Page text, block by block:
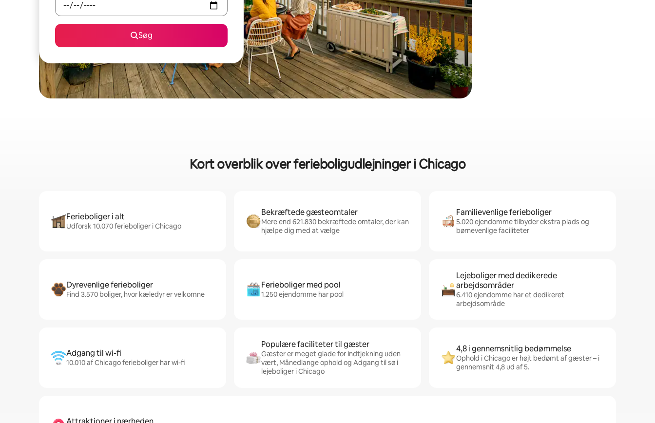
Søg
Kort overblik over ferieboligudlejninger i Chicago
Ferieboliger i alt
Udforsk 10.070 ferieboliger i Chicago
Bekræftede gæsteomtaler
Mere end 621.830 bekræftede omtaler, der kan
hjælpe dig med at vælge
Familievenlige ferieboliger
5.020 ejendomme tilbyder ekstra plads og
børnevenlige faciliteter
Dyrevenlige ferieboliger
Find 3.570 boliger, hvor kæledyr er velkomne
Ferieboliger med pool
1.250 ejendomme har pool
Lejeboliger med dedikerede
arbejdsområder
6.410 ejendomme har et dedikeret
arbejdsområde
Adgang til wi-fi
10.010 af Chicago ferieboliger har wi-fi
Populære faciliteter til gæster
Gæster er meget glade for Indtjekning uden
vært, Månedlange ophold og Adgang til sø i
lejeboliger i Chicago
4,8 i gennemsnitlig bedømmelse
Ophold i Chicago er højt bedømt af gæster – i
gennemsnit 4,8 ud af 5.